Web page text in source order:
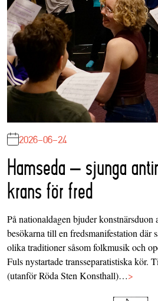
2026-06-24
Hamseda – sjunga
krans för fred
På nationaldagen bjuder konstnärsduon
besökarna till en fredsmanifestation där
olika traditioner såsom folkmusik och
Fuls nystartade transseparatistiska kör.
(utanför Röda Sten Konsthall)…>